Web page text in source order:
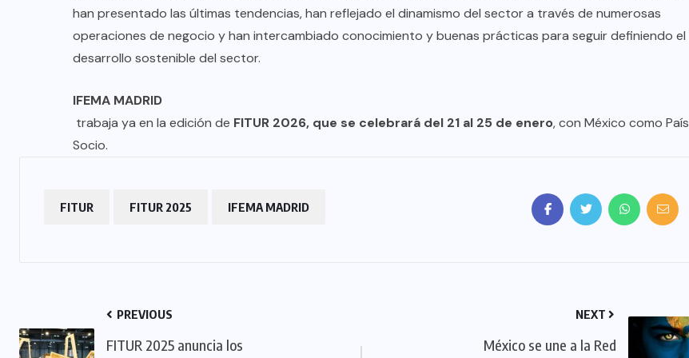
han presentado las últimas tendencias, han reflejado el dinamismo del sector a través de numerosas
operaciones de negocio y han intercambiado conocimiento y buenas prácticas para seguir definiendo el
desarrollo sostenible del sector.
IFEMA MADRID
trabaja ya en la edición de FITUR 2026, que se celebrará del 21 al 25 de enero, con México como País
Socio.
FITUR FITUR 2025 IFEMA MADRID
PREVIOUS
FITUR 2025 anuncia los
NEXT
México se une a la Red